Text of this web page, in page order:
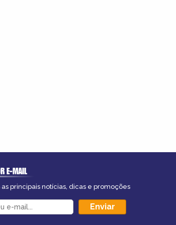
E-MAIL
principais notícias, dicas e promoções